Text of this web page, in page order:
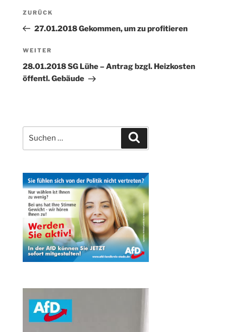
Beitragsnavigation
Vorheriger
Beitrag
ZURÜCK
27.01.2018 Gekommen, um zu profitieren
Nächster
Beitrag
WEITER
28.01.2018 SG Lühe – Antrag bzgl. Heizkosten
öffentl. Gebäude
nach: